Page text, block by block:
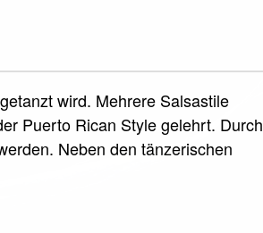
wird. Mehrere Salsastile
Puerto Rican Style gelehrt. Durch
Neben den tänzerischen